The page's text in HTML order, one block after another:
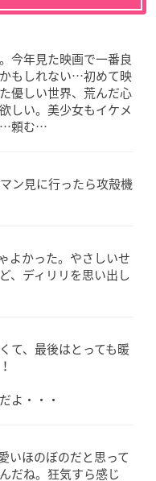
今年見た映画で一番良
もしれない…初めて映
優しい世界、荒んだ心
しい。美少女もイケメ
…頼む…
ン見に行ったら攻殻機
よかった。やさしいせ
、ディリリを思い出し
て、最後はとっても暖
よ・・・
いほのぼのだと思って
だね。狂気すら感じ